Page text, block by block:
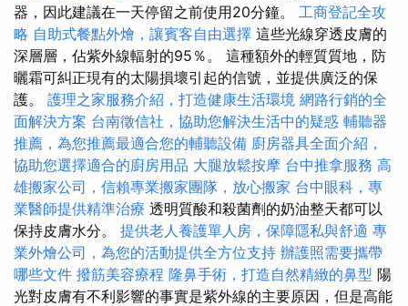
器，因此建議在一天停留之前使用20分鐘。 工商登記全攻
略 自助式餐點外燴，讓賓客自由選擇 這些光線穿透皮膚的
深層層，佔紫外線輻射的95％。 這種額外的輕質質地，防
曬霜可糾正現有的太陽損壞引起的信號，並提供廣泛的保
護。 護理之家服務介紹，打造健康生活環境 網路行銷的全
面解決方案 台南徵信社，協助您解決生活中的疑惑 輔聽器
推薦，為您推薦最適合您的輔聽設備 廚房器具全面介紹，
協助您選擇適合的廚房用品 大腿放鬆按摩 台中推拿服務 高
雄搬家公司，信賴專業搬家團隊，放心搬家 台中眼科，專
業醫師提供精準治療 透明質酸和殺菌劑的奶油整天都可以
保持皮膚水分。 提供老人養護單人房，保障隱私與舒適 專
業外燴公司，為您的活動提供全方位支持 辦護照需要攜帶
哪些文件 撥筋美容療程 隆鼻手術，打造自然精緻的鼻型 陽
光對皮膚有不利影響的事實是紫外線的主要原因，但是高能